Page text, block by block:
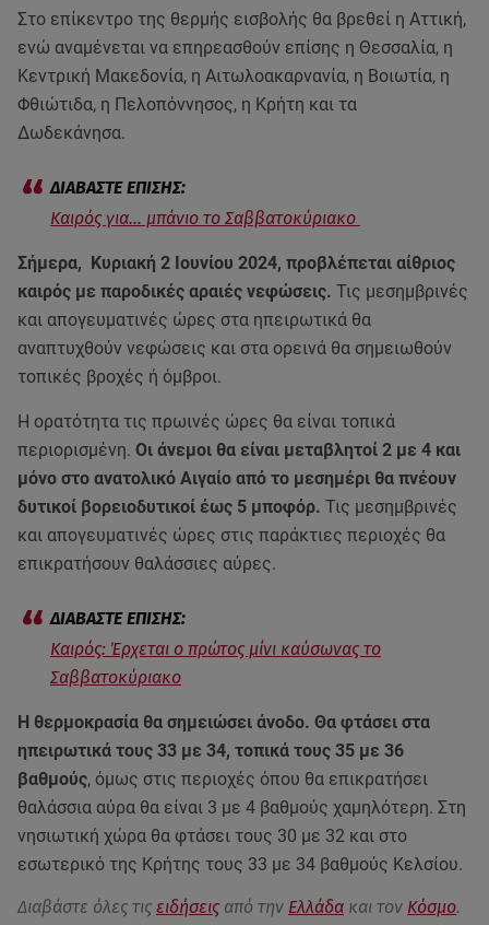
Στο επίκεντρο της θερμής εισβολής θα βρεθεί η Αττική,
ενώ αναμένεται να επηρεασθούν επίσης η Θεσσαλία, η
Κεντρική Μακεδονία, η Αιτωλοακαρνανία, η Βοιωτία, η
Φθιώτιδα, η Πελοπόννησος, η Κρήτη και τα
Δωδεκάνησα.
Καιρός για… μπάνιο το Σαββατοκύριακο
Σήμερα, Κυριακή 2 Ιουνίου 2024, προβλέπεται αίθριος
καιρός με παροδικές αραιές νεφώσεις. Τις μεσημβρινές
και απογευματινές ώρες στα ηπειρωτικά θα
αναπτυχθούν νεφώσεις και στα ορεινά θα σημειωθούν
τοπικές βροχές ή όμβροι.
Η ορατότητα τις πρωινές ώρες θα είναι τοπικά
περιορισμένη. Οι άνεμοι θα είναι μεταβλητοί 2 με 4 και
μόνο στο ανατολικό Αιγαίο από το μεσημέρι θα πνέουν
δυτικοί βορειοδυτικοί έως 5 μποφόρ. Τις μεσημβρινές
και απογευματινές ώρες στις παράκτιες περιοχές θα
επικρατήσουν θαλάσσιες αύρες.
Καιρός: Έρχεται ο πρώτος μίνι καύσωνας το
Σαββατοκύριακο
Η θερμοκρασία θα σημειώσει άνοδο. Θα φτάσει στα
ηπειρωτικά τους 33 με 34, τοπικά τους 35 με 36
βαθμούς, όμως στις περιοχές όπου θα επικρατήσει
θαλάσσια αύρα θα είναι 3 με 4 βαθμούς χαμηλότερη. Στη
νησιωτική χώρα θα φτάσει τους 30 με 32 και στο
εσωτερικό της Κρήτης τους 33 με 34 βαθμούς Κελσίου.
Διαβάστε όλες τις ειδήσεις από την Ελλάδα και τον Κόσμο.